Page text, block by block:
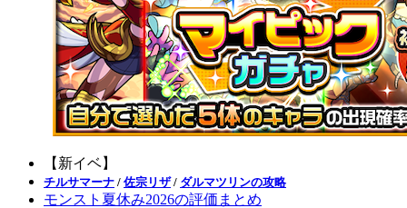
【新イベ】
チルサマーナ / 佐宗リザ/ ダルマツリンの攻略
モンスト夏休み2026の評価まとめ